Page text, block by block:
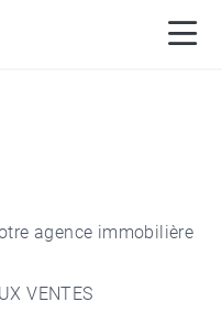
agence immobilière
VENTES